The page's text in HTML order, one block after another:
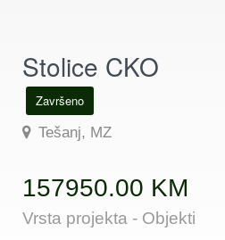
Stolice CKO
Završeno
Tešanj, MZ
157950.00 KM
Vrsta projekta - Objekti